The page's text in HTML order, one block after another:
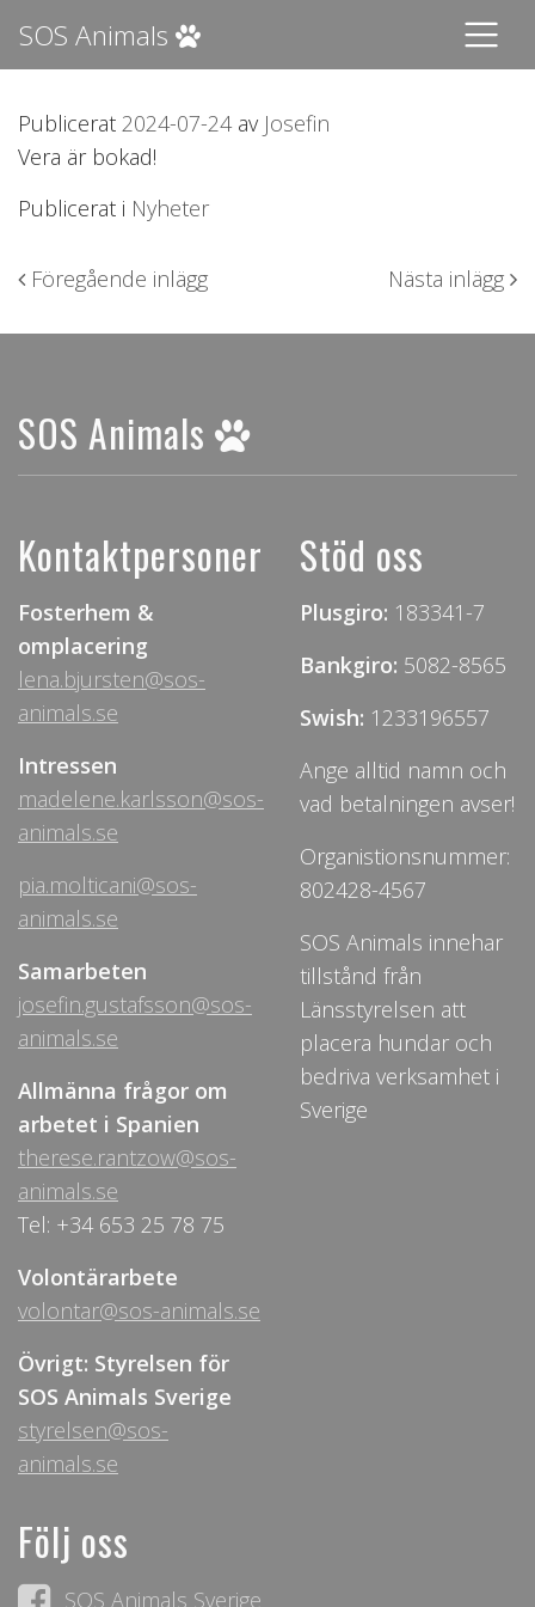
SOS Animals
Publicerat 2024-07-24av Josefin
Vera är bokad!
Publicerat i Nyheter
Inläggsnavigering
Föregående inlägg Nästa inlägg
SOS Animals
Kontaktpersoner
Fosterhem &
omplacering
lena.bjursten@sos-
animals.se
Intressen
madelene.karlsson@sos-
animals.se
pia.molticani@sos-
animals.se
Samarbeten
josefin.gustafsson@sos-
animals.se
Allmänna frågor om
arbetet i Spanien
therese.rantzow@sos-
animals.se
Tel: +34 653 25 78 75
Volontärarbete
volontar@sos-animals.se
Övrigt: Styrelsen för
SOS Animals Sverige
styrelsen@sos-
animals.se
Stöd oss
Plusgiro: 183341-7
Bankgiro: 5082-8565
Swish: 1233196557
Ange alltid namn och
vad betalningen avser!
Organistionsnummer:
802428-4567
SOS Animals innehar
tillstånd från
Länsstyrelsen att
placera hundar och
bedriva verksamhet i
Sverige
Följ oss
SOS Animals Sverige